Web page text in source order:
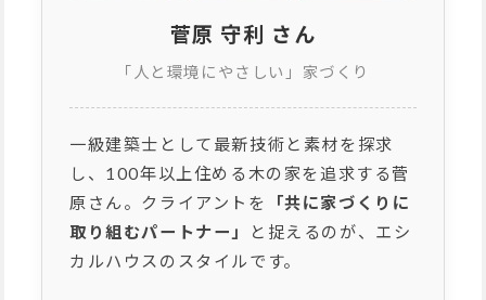
菅原 守利 さん
「人と環境にやさしい」家づくり
一級建築士として最新技術と素材を探求
し、100年以上住める木の家を追求する菅
原さん。クライアントを
「共に家づくりに
取り組むパートナー」
と捉えるのが、エシ
カルハウスのスタイルです。